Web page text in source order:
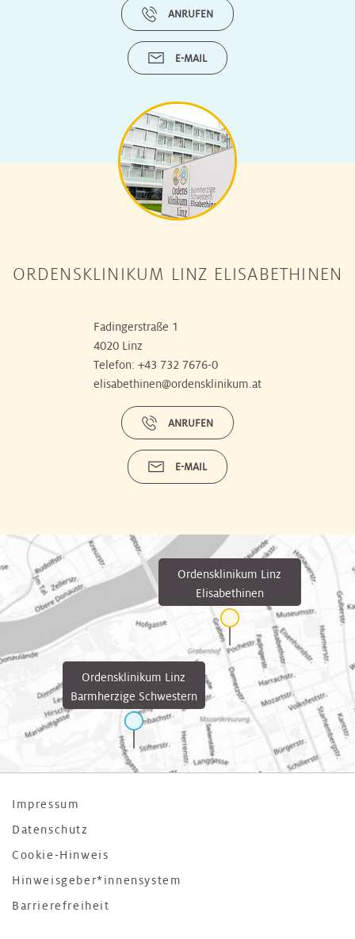
ANRUFEN
E-MAIL
ORDENSKLINIKUM LINZ ELISABETHINEN
Fadingerstraße 1
4020 Linz
Telefon: +43 732 7676-0
elisabethinen@ordensklinikum.at
ANRUFEN
E-MAIL
Ordensklinikum Linz
Barmherzige Schwestern
Ordensklinikum Linz
Elisabethinen
Impressum
Datenschutz
Cookie-Hinweis
Hinweisgeber*innensystem
Barrierefreiheit